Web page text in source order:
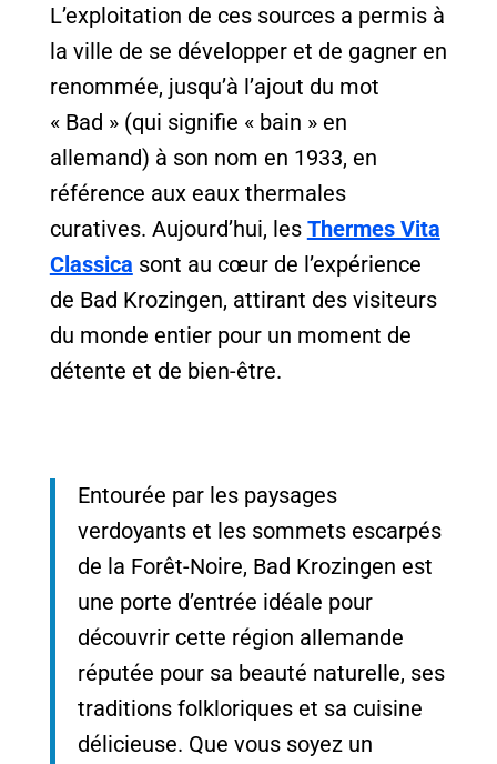
L’exploitation de ces sources a permis à
la ville de se développer et de gagner en
renommée, jusqu’à l’ajout du mot
« Bad » (qui signifie « bain » en
allemand) à son nom en 1933, en
référence aux eaux thermales
curatives. Aujourd’hui, les Thermes Vita
Classica sont au cœur de l’expérience
de Bad Krozingen, attirant des visiteurs
du monde entier pour un moment de
détente et de bien-être.
Entourée par les paysages
verdoyants et les sommets escarpés
de la Forêt-Noire, Bad Krozingen est
une porte d’entrée idéale pour
découvrir cette région allemande
réputée pour sa beauté naturelle, ses
traditions folkloriques et sa cuisine
délicieuse. Que vous soyez un